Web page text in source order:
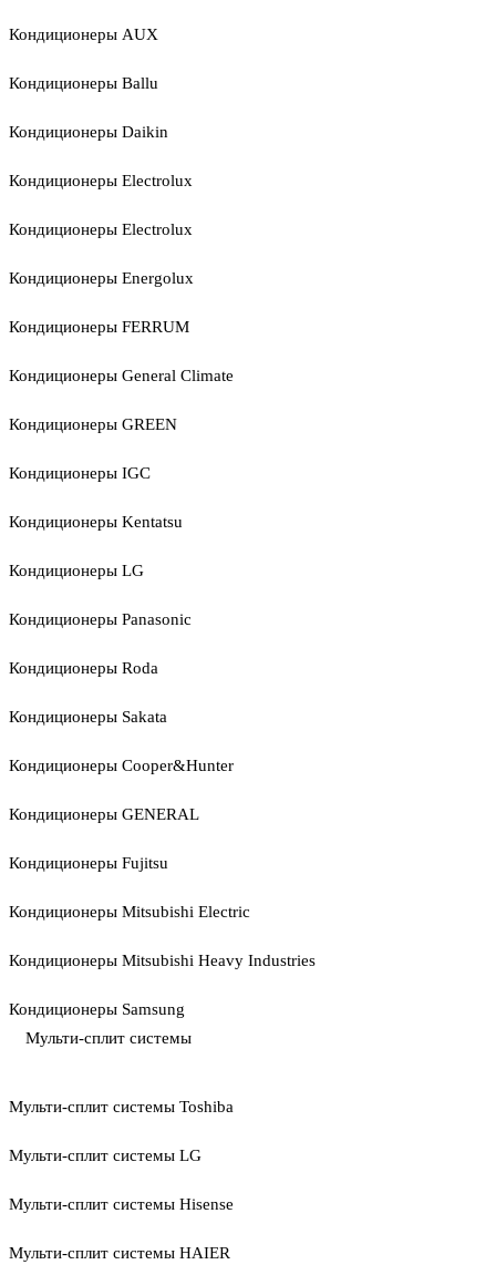
Кондиционеры AUX
Кондиционеры Ballu
Кондиционеры Daikin
Кондиционеры Electrolux
Кондиционеры Electrolux
Кондиционеры Energolux
Кондиционеры FERRUM
Кондиционеры General Climate
Кондиционеры GREEN
Кондиционеры IGC
Кондиционеры Kentatsu
Кондиционеры LG
Кондиционеры Panasonic
Кондиционеры Roda
Кондиционеры Sakata
Кондиционеры Cooper&Hunter
Кондиционеры GENERAL
Кондиционеры Fujitsu
Кондиционеры Mitsubishi Electric
Кондиционеры Mitsubishi Heavy Industries
Кондиционеры Samsung
Мульти-сплит системы
Мульти-сплит системы Toshiba
Мульти-сплит системы LG
Мульти-сплит системы Hisense
Мульти-сплит системы HAIER